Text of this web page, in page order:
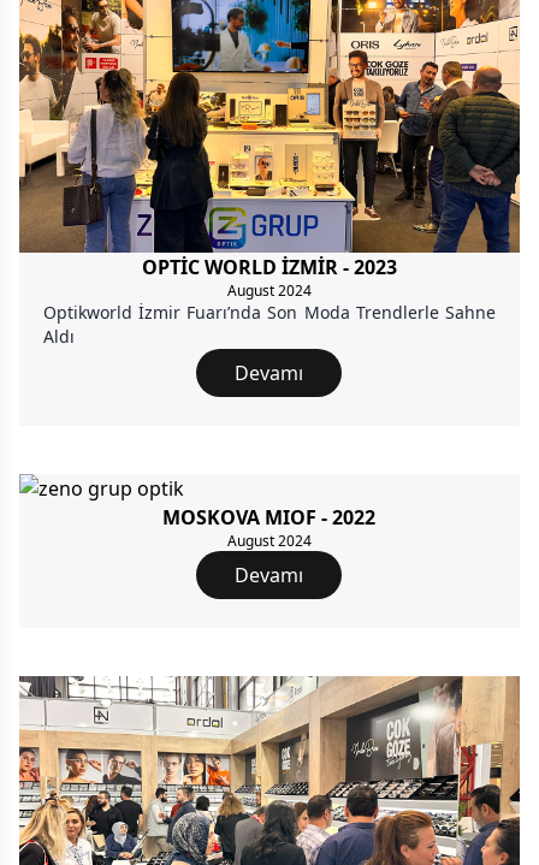
OPTİC WORLD İZMİR - 2023
August 2024
Optikworld İzmir Fuarı’nda Son Moda Trendlerle Sahne
Aldı
Devamı
MOSKOVA MIOF - 2022
August 2024
Devamı